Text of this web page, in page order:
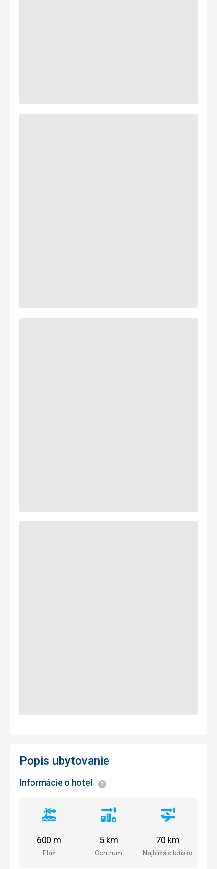
Popis ubytovanie
Informácie o hoteli Informácie
Vzdialenosť
pláže
Pláž
600 m
Vzdialenosť
centra
Centrum
5 km
Vzdialenosť
letiska
Najbližšie letisko
70 km